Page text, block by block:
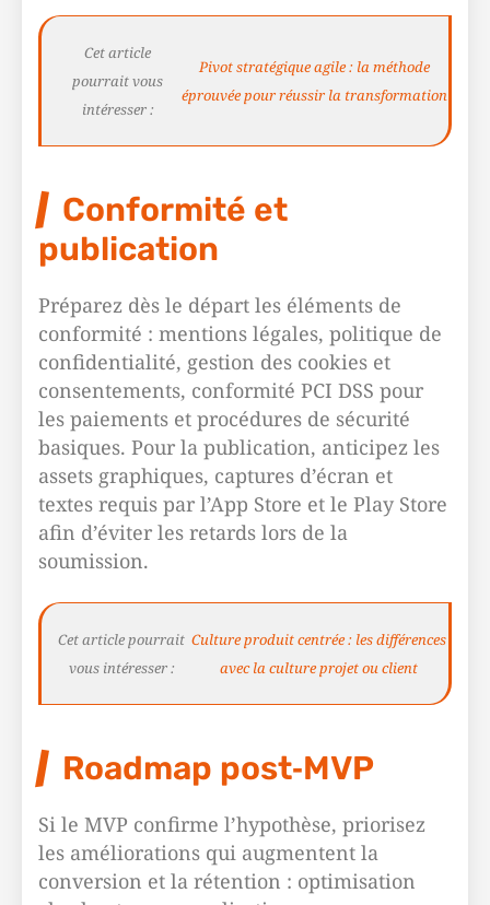
Cet article
pourrait vous
intéresser :
Pivot stratégique agile : la méthode
éprouvée pour réussir la transformation
Conformité et
publication
Préparez dès le départ les éléments de
conformité : mentions légales, politique de
confidentialité, gestion des cookies et
consentements, conformité PCI DSS pour
les paiements et procédures de sécurité
basiques. Pour la publication, anticipez les
assets graphiques, captures d’écran et
textes requis par l’App Store et le Play Store
afin d’éviter les retards lors de la
soumission.
Cet article pourrait
vous intéresser :
Culture produit centrée : les différences
avec la culture projet ou client
Roadmap post‑MVP
Si le MVP confirme l’hypothèse, priorisez
les améliorations qui augmentent la
conversion et la rétention : optimisation